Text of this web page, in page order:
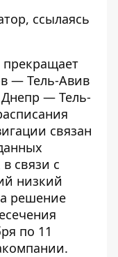
, ссылаясь
— Тель-Авив
— Тель-
связан
связи с
низкий
решение
по 11